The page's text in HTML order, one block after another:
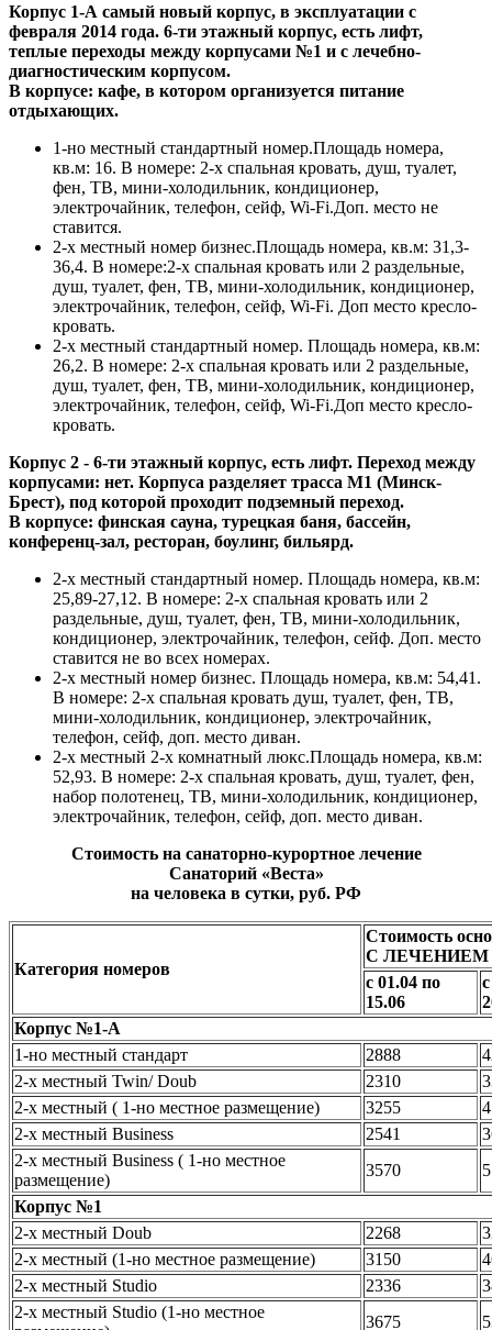
Корпус 1-А самый новый корпус, в эксплуатации с
февраля 2014 года. 6-ти этажный корпус, есть лифт,
теплые переходы между корпусами №1 и с лечебно-
диагностическим корпусом.
В корпусе: кафе, в котором организуется питание
отдыхающих.
1-но местный стандартный номер.Площадь номера,
кв.м: 16. В номере: 2-х спальная кровать, душ, туалет,
фен, ТВ, мини-холодильник, кондиционер,
электрочайник, телефон, сейф, Wi-Fi.Доп. место не
ставится.
2-х местный номер бизнес.Площадь номера, кв.м: 31,3-
36,4. В номере:2-х спальная кровать или 2 раздельные,
душ, туалет, фен, ТВ, мини-холодильник, кондиционер,
электрочайник, телефон, сейф, Wi-Fi. Доп место кресло-
кровать.
2-х местный стандартный номер. Площадь номера, кв.м:
26,2. В номере: 2-х спальная кровать или 2 раздельные,
душ, туалет, фен, ТВ, мини-холодильник, кондиционер,
электрочайник, телефон, сейф, Wi-Fi.Доп место кресло-
кровать.
Корпус 2 - 6-ти этажный корпус, есть лифт. Переход между
корпусами: нет. Корпуса разделяет трасса М1 (Минск-
Брест), под которой проходит подземный переход.
В корпусе: финская сауна, турецкая баня, бассейн,
конференц-зал, ресторан, боулинг, бильярд.
2-х местный стандартный номер. Площадь номера, кв.м:
25,89-27,12. В номере: 2-х спальная кровать или 2
раздельные, душ, туалет, фен, ТВ, мини-холодильник,
кондиционер, электрочайник, телефон, сейф. Доп. место
ставится не во всех номерах.
2-х местный номер бизнес. Площадь номера, кв.м: 54,41.
В номере: 2-х спальная кровать душ, туалет, фен, ТВ,
мини-холодильник, кондиционер, электрочайник,
телефон, сейф, доп. место диван.
2-х местный 2-х комнатный люкс.Площадь номера, кв.м:
52,93. В номере: 2-х спальная кровать, душ, туалет, фен,
набор полотенец, ТВ, мини-холодильник, кондиционер,
электрочайник, телефон, сейф, доп. место диван.
Стоимость на санаторно-курортное лечение
Санаторий «Веста»
на человека в сутки, руб. РФ
Категория номеров
Стоимость
С ЛЕЧЕНИЕМ
с 01.04 по
15.06
Корпус №1-А
1-но местный стандарт
2888
2-х местный Twin/ Doub
2310
2-х местный ( 1-но местное размещение)
3255
2-х местный Business
2541
2-х местный Business ( 1-но местное
размещение)
3570
Корпус №1
2-х местный Doub
2268
2-х местный (1-но местное размещение)
3150
2-х местный Studio
2336
2-х местный Studio (1-но местное
3675